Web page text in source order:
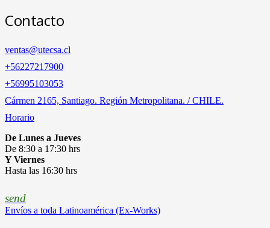
Contacto
ventas@utecsa.cl
+56227217900
‎+56995103053
Cármen 2165, Santiago. Región Metropolitana. / CHILE.
Horario
De Lunes a Jueves
De 8:30 a 17:30 hrs
Y Viernes
Hasta las 16:30 hrs
send
Envíos a toda Latinoamérica (Ex-Works)